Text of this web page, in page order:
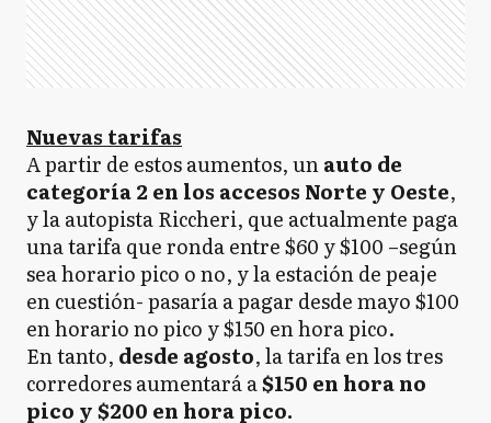
Nuevas tarifas
A partir de estos aumentos, unauto de
categoría 2 en los accesos Norte y Oeste,
y la autopista Riccheri, que actualmente paga
una tarifa que ronda entre $60 y $100 –según
sea horario pico o no, y la estación de peaje
en cuestión- pasaría a pagar desde mayo $100
en horario no pico y $150 en hora pico.
En tanto, desde agosto, la tarifa en los tres
corredores aumentará a$150 en hora no
pico y $200 en hora pico.